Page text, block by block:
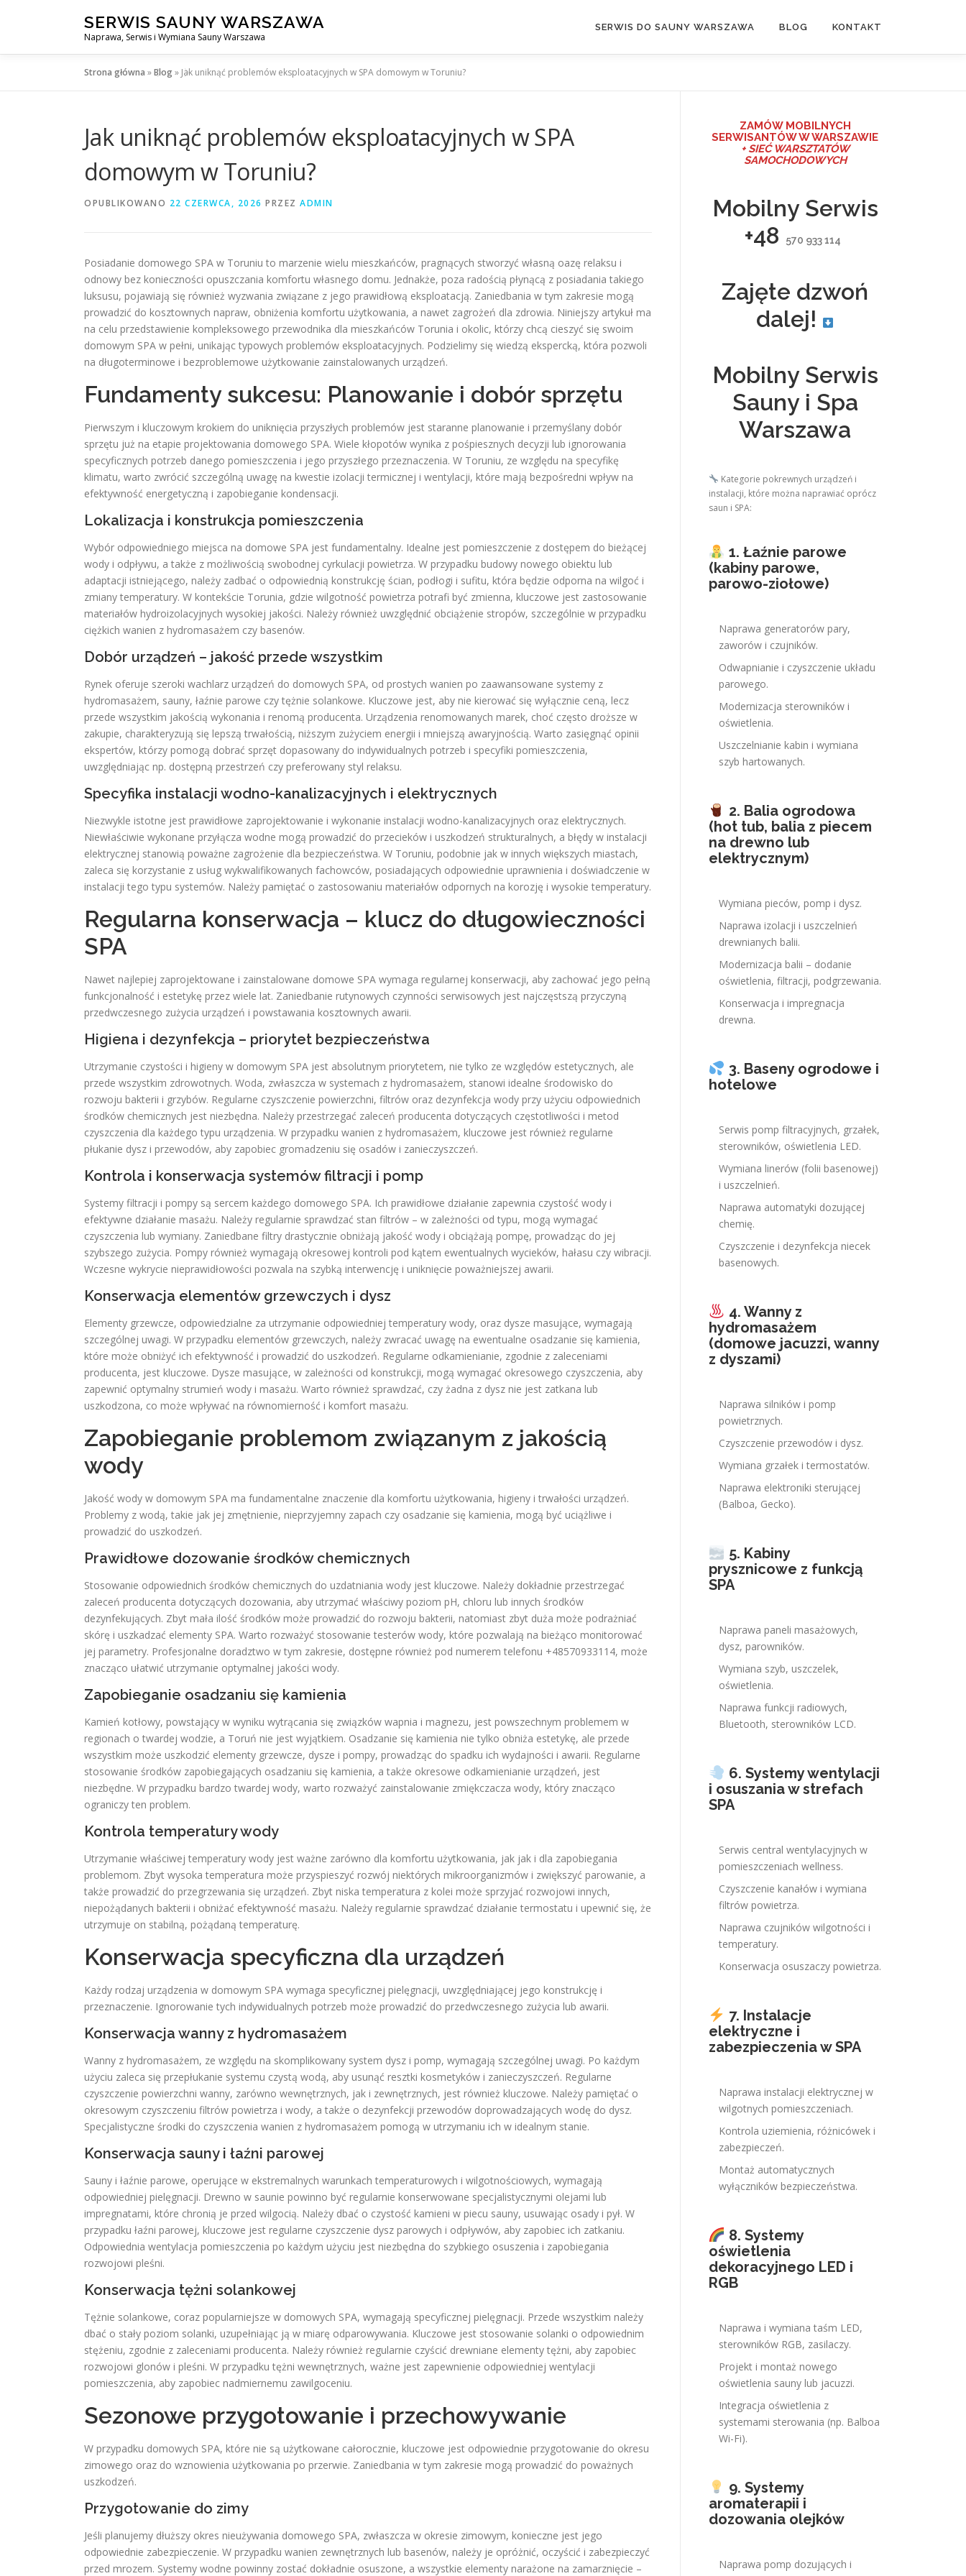
SERWIS SAUNY WARSZAWA
Naprawa, Serwis i Wymiana Sauny Warszawa
SERWIS DO SAUNY WARSZAWA BLOG KONTAKT
Strona główna »Blog» Jak uniknąć problemów eksploatacyjnych w SPA domowym w Toruniu?
Jak uniknąć problemów eksploatacyjnych w SPA
domowym w Toruniu?
OPUBLIKOWANO 22 CZERWCA, 2026 PRZEZ ADMIN
Posiadanie domowego SPA w Toruniu to marzenie wielu mieszkańców, pragnących stworzyć własną oazę relaksu i
odnowy bez konieczności opuszczania komfortu własnego domu. Jednakże, poza radością płynącą z posiadania takiego
luksusu, pojawiają się również wyzwania związane z jego prawidłową eksploatacją. Zaniedbania w tym zakresie mogą
prowadzić do kosztownych napraw, obniżenia komfortu użytkowania, a nawet zagrożeń dla zdrowia. Niniejszy artykuł ma
na celu przedstawienie kompleksowego przewodnika dla mieszkańców Torunia i okolic, którzy chcą cieszyć się swoim
domowym SPA w pełni, unikając typowych problemów eksploatacyjnych. Podzielimy się wiedzą ekspercką, która pozwoli
na długoterminowe i bezproblemowe użytkowanie zainstalowanych urządzeń.
Fundamenty sukcesu: Planowanie i dobór sprzętu
Pierwszym i kluczowym krokiem do uniknięcia przyszłych problemów jest staranne planowanie i przemyślany dobór
sprzętu już na etapie projektowania domowego SPA. Wiele kłopotów wynika z pośpiesznych decyzji lub ignorowania
specyficznych potrzeb danego pomieszczenia i jego przyszłego przeznaczenia. W Toruniu, ze względu na specyfikę
klimatu, warto zwrócić szczególną uwagę na kwestie izolacji termicznej i wentylacji, które mają bezpośredni wpływ na
efektywność energetyczną i zapobieganie kondensacji.
Lokalizacja i konstrukcja pomieszczenia
Wybór odpowiedniego miejsca na domowe SPA jest fundamentalny. Idealne jest pomieszczenie z dostępem do bieżącej
wody i odpływu, a także z możliwością swobodnej cyrkulacji powietrza. W przypadku budowy nowego obiektu lub
adaptacji istniejącego, należy zadbać o odpowiednią konstrukcję ścian, podłogi i sufitu, która będzie odporna na wilgoć i
zmiany temperatury. W kontekście Torunia, gdzie wilgotność powietrza potrafi być zmienna, kluczowe jest zastosowanie
materiałów hydroizolacyjnych wysokiej jakości. Należy również uwzględnić obciążenie stropów, szczególnie w przypadku
ciężkich wanien z hydromasażem czy basenów.
Dobór urządzeń – jakość przede wszystkim
Rynek oferuje szeroki wachlarz urządzeń do domowych SPA, od prostych wanien po zaawansowane systemy z
hydromasażem, sauny, łaźnie parowe czy tężnie solankowe. Kluczowe jest, aby nie kierować się wyłącznie ceną, lecz
przede wszystkim jakością wykonania i renomą producenta. Urządzenia renomowanych marek, choć często droższe w
zakupie, charakteryzują się lepszą trwałością, niższym zużyciem energii i mniejszą awaryjnością. Warto zasięgnąć opinii
ekspertów, którzy pomogą dobrać sprzęt dopasowany do indywidualnych potrzeb i specyfiki pomieszczenia,
uwzględniając np. dostępną przestrzeń czy preferowany styl relaksu.
Specyfika instalacji wodno-kanalizacyjnych i elektrycznych
Niezwykle istotne jest prawidłowe zaprojektowanie i wykonanie instalacji wodno-kanalizacyjnych oraz elektrycznych.
Niewłaściwie wykonane przyłącza wodne mogą prowadzić do przecieków i uszkodzeń strukturalnych, a błędy w instalacji
elektrycznej stanowią poważne zagrożenie dla bezpieczeństwa. W Toruniu, podobnie jak w innych większych miastach,
zaleca się korzystanie z usług wykwalifikowanych fachowców, posiadających odpowiednie uprawnienia i doświadczenie w
instalacji tego typu systemów. Należy pamiętać o zastosowaniu materiałów odpornych na korozję i wysokie temperatury.
Regularna konserwacja – klucz do długowieczności
SPA
Nawet najlepiej zaprojektowane i zainstalowane domowe SPA wymaga regularnej konserwacji, aby zachować jego pełną
funkcjonalność i estetykę przez wiele lat. Zaniedbanie rutynowych czynności serwisowych jest najczęstszą przyczyną
przedwczesnego zużycia urządzeń i powstawania kosztownych awarii.
Higiena i dezynfekcja – priorytet bezpieczeństwa
Utrzymanie czystości i higieny w domowym SPA jest absolutnym priorytetem, nie tylko ze względów estetycznych, ale
przede wszystkim zdrowotnych. Woda, zwłaszcza w systemach z hydromasażem, stanowi idealne środowisko do
rozwoju bakterii i grzybów. Regularne czyszczenie powierzchni, filtrów oraz dezynfekcja wody przy użyciu odpowiednich
środków chemicznych jest niezbędna. Należy przestrzegać zaleceń producenta dotyczących częstotliwości i metod
czyszczenia dla każdego typu urządzenia. W przypadku wanien z hydromasażem, kluczowe jest również regularne
płukanie dysz i przewodów, aby zapobiec gromadzeniu się osadów i zanieczyszczeń.
Kontrola i konserwacja systemów filtracji i pomp
Systemy filtracji i pompy są sercem każdego domowego SPA. Ich prawidłowe działanie zapewnia czystość wody i
efektywne działanie masażu. Należy regularnie sprawdzać stan filtrów – w zależności od typu, mogą wymagać
czyszczenia lub wymiany. Zaniedbane filtry drastycznie obniżają jakość wody i obciążają pompę, prowadząc do jej
szybszego zużycia. Pompy również wymagają okresowej kontroli pod kątem ewentualnych wycieków, hałasu czy wibracji.
Wczesne wykrycie nieprawidłowości pozwala na szybką interwencję i uniknięcie poważniejszej awarii.
Konserwacja elementów grzewczych i dysz
Elementy grzewcze, odpowiedzialne za utrzymanie odpowiedniej temperatury wody, oraz dysze masujące, wymagają
szczególnej uwagi. W przypadku elementów grzewczych, należy zwracać uwagę na ewentualne osadzanie się kamienia,
które może obniżyć ich efektywność i prowadzić do uszkodzeń. Regularne odkamienianie, zgodnie z zaleceniami
producenta, jest kluczowe. Dysze masujące, w zależności od konstrukcji, mogą wymagać okresowego czyszczenia, aby
zapewnić optymalny strumień wody i masażu. Warto również sprawdzać, czy żadna z dysz nie jest zatkana lub
uszkodzona, co może wpływać na równomierność i komfort masażu.
Zapobieganie problemom związanym z jakością
wody
Jakość wody w domowym SPA ma fundamentalne znaczenie dla komfortu użytkowania, higieny i trwałości urządzeń.
Problemy z wodą, takie jak jej zmętnienie, nieprzyjemny zapach czy osadzanie się kamienia, mogą być uciążliwe i
prowadzić do uszkodzeń.
Prawidłowe dozowanie środków chemicznych
Stosowanie odpowiednich środków chemicznych do uzdatniania wody jest kluczowe. Należy dokładnie przestrzegać
zaleceń producenta dotyczących dozowania, aby utrzymać właściwy poziom pH, chloru lub innych środków
dezynfekujących. Zbyt mała ilość środków może prowadzić do rozwoju bakterii, natomiast zbyt duża może podrażniać
skórę i uszkadzać elementy SPA. Warto rozważyć stosowanie testerów wody, które pozwalają na bieżąco monitorować
jej parametry. Profesjonalne doradztwo w tym zakresie, dostępne również pod numerem telefonu +48570933114, może
znacząco ułatwić utrzymanie optymalnej jakości wody.
Zapobieganie osadzaniu się kamienia
Kamień kotłowy, powstający w wyniku wytrącania się związków wapnia i magnezu, jest powszechnym problemem w
regionach o twardej wodzie, a Toruń nie jest wyjątkiem. Osadzanie się kamienia nie tylko obniża estetykę, ale przede
wszystkim może uszkodzić elementy grzewcze, dysze i pompy, prowadząc do spadku ich wydajności i awarii. Regularne
stosowanie środków zapobiegających osadzaniu się kamienia, a także okresowe odkamienianie urządzeń, jest
niezbędne. W przypadku bardzo twardej wody, warto rozważyć zainstalowanie zmiękczacza wody, który znacząco
ograniczy ten problem.
Kontrola temperatury wody
Utrzymanie właściwej temperatury wody jest ważne zarówno dla komfortu użytkowania, jak jak i dla zapobiegania
problemom. Zbyt wysoka temperatura może przyspieszyć rozwój niektórych mikroorganizmów i zwiększyć parowanie, a
także prowadzić do przegrzewania się urządzeń. Zbyt niska temperatura z kolei może sprzyjać rozwojowi innych,
niepożądanych bakterii i obniżać efektywność masażu. Należy regularnie sprawdzać działanie termostatu i upewnić się, że
utrzymuje on stabilną, pożądaną temperaturę.
Konserwacja specyficzna dla urządzeń
Każdy rodzaj urządzenia w domowym SPA wymaga specyficznej pielęgnacji, uwzględniającej jego konstrukcję i
przeznaczenie. Ignorowanie tych indywidualnych potrzeb może prowadzić do przedwczesnego zużycia lub awarii.
Konserwacja wanny z hydromasażem
Wanny z hydromasażem, ze względu na skomplikowany system dysz i pomp, wymagają szczególnej uwagi. Po każdym
użyciu zaleca się przepłukanie systemu czystą wodą, aby usunąć resztki kosmetyków i zanieczyszczeń. Regularne
czyszczenie powierzchni wanny, zarówno wewnętrznych, jak i zewnętrznych, jest również kluczowe. Należy pamiętać o
okresowym czyszczeniu filtrów powietrza i wody, a także o dezynfekcji przewodów doprowadzających wodę do dysz.
Specjalistyczne środki do czyszczenia wanien z hydromasażem pomogą w utrzymaniu ich w idealnym stanie.
Konserwacja sauny i łaźni parowej
Sauny i łaźnie parowe, operujące w ekstremalnych warunkach temperaturowych i wilgotnościowych, wymagają
odpowiedniej pielęgnacji. Drewno w saunie powinno być regularnie konserwowane specjalistycznymi olejami lub
impregnatami, które chronią je przed wilgocią. Należy dbać o czystość kamieni w piecu sauny, usuwając osady i pył. W
przypadku łaźni parowej, kluczowe jest regularne czyszczenie dysz parowych i odpływów, aby zapobiec ich zatkaniu.
Odpowiednia wentylacja pomieszczenia po każdym użyciu jest niezbędna do szybkiego osuszenia i zapobiegania
rozwojowi pleśni.
Konserwacja tężni solankowej
Tężnie solankowe, coraz popularniejsze w domowych SPA, wymagają specyficznej pielęgnacji. Przede wszystkim należy
dbać o stały poziom solanki, uzupełniając ją w miarę odparowywania. Kluczowe jest stosowanie solanki o odpowiednim
stężeniu, zgodnie z zaleceniami producenta. Należy również regularnie czyścić drewniane elementy tężni, aby zapobiec
rozwojowi glonów i pleśni. W przypadku tężni wewnętrznych, ważne jest zapewnienie odpowiedniej wentylacji
pomieszczenia, aby zapobiec nadmiernemu zawilgoceniu.
Sezonowe przygotowanie i przechowywanie
W przypadku domowych SPA, które nie są użytkowane całorocznie, kluczowe jest odpowiednie przygotowanie do okresu
zimowego oraz do wznowienia użytkowania po przerwie. Zaniedbania w tym zakresie mogą prowadzić do poważnych
uszkodzeń.
Przygotowanie do zimy
Jeśli planujemy dłuższy okres nieużywania domowego SPA, zwłaszcza w okresie zimowym, konieczne jest jego
odpowiednie zabezpieczenie. W przypadku wanien zewnętrznych lub basenów, należy je opróżnić, oczyścić i zabezpieczyć
przed mrozem. Systemy wodne powinny zostać dokładnie osuszone, a wszystkie elementy narażone na zamarznięcie –
ZAMÓW MOBILNYCH
SERWISANTÓW W WARSZAWIE
+ SIEĆ WARSZTATÓW
SAMOCHODOWYCH
Mobilny Serwis
+48
570 933 114
Zajęte dzwoń
dalej!
Mobilny Serwis
Sauny i Spa
Warszawa
Kategorie pokrewnych urządzeń i
instalacji, które można naprawiać oprócz
saun i SPA:
1. Łaźnie parowe
(kabiny parowe,
parowo-ziołowe)
Naprawa generatorów pary,
zaworów i czujników.
Odwapnianie i czyszczenie układu
parowego.
Modernizacja sterowników i
oświetlenia.
Uszczelnianie kabin i wymiana
szyb hartowanych.
2. Balia ogrodowa
(hot tub, balia z piecem
na drewno lub
elektrycznym)
Wymiana pieców, pomp i dysz.
Naprawa izolacji i uszczelnień
drewnianych balii.
Modernizacja balii – dodanie
oświetlenia, filtracji, podgrzewania.
Konserwacja i impregnacja
drewna.
3. Baseny ogrodowe i
hotelowe
Serwis pomp filtracyjnych, grzałek,
sterowników, oświetlenia LED.
Wymiana linerów (folii basenowej)
i uszczelnień.
Naprawa automatyki dozującej
chemię.
Czyszczenie i dezynfekcja niecek
basenowych.
4. Wanny z
hydromasażem
(domowe jacuzzi, wanny
z dyszami)
Naprawa silników i pomp
powietrznych.
Czyszczenie przewodów i dysz.
Wymiana grzałek i termostatów.
Naprawa elektroniki sterującej
(Balboa, Gecko).
5. Kabiny
prysznicowe z funkcją
SPA
Naprawa paneli masażowych,
dysz, parowników.
Wymiana szyb, uszczelek,
oświetlenia.
Naprawa funkcji radiowych,
Bluetooth, sterowników LCD.
6. Systemy wentylacji
i osuszania w strefach
SPA
Serwis central wentylacyjnych w
pomieszczeniach wellness.
Czyszczenie kanałów i wymiana
filtrów powietrza.
Naprawa czujników wilgotności i
temperatury.
Konserwacja osuszaczy powietrza.
7. Instalacje
elektryczne i
zabezpieczenia w SPA
Naprawa instalacji elektrycznej w
wilgotnych pomieszczeniach.
Kontrola uziemienia, różnicówek i
zabezpieczeń.
Montaż automatycznych
wyłączników bezpieczeństwa.
8. Systemy
oświetlenia
dekoracyjnego LED i
RGB
Naprawa i wymiana taśm LED,
sterowników RGB, zasilaczy.
Projekt i montaż nowego
oświetlenia sauny lub jacuzzi.
Integracja oświetlenia z
systemami sterowania (np. Balboa
Wi-Fi).
9. Systemy
aromaterapii i
dozowania olejków
Naprawa pomp dozujących i